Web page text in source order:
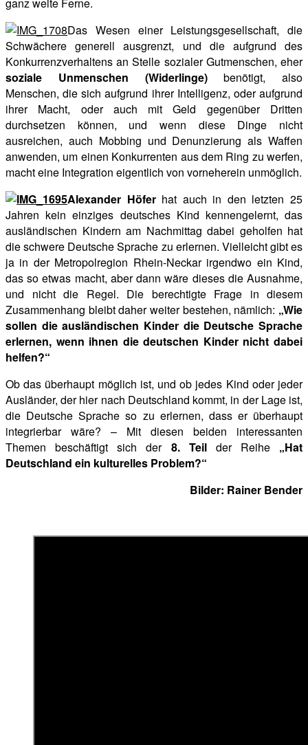
Das Wesen einer Leistungsgesellschaft, die
Schwächere generell ausgrenzt, und die aufgrund des
Konkurrenzverhaltens an Stelle sozialer Gutmenschen, eher
soziale Unmenschen (Widerlinge)benötigt, also
Menschen, die sich aufgrund ihrer Intelligenz, oder aufgrund
ihrer Macht, oder auch mit Geld gegenüber Dritten
durchsetzen können, und wenn diese Dinge nicht
ausreichen, auch Mobbing und Denunzierung als Waffen
anwenden, um einen Konkurrenten aus dem Ring zu werfen,
macht eine Integration eigentlich von vorneherein unmöglich.
Alexander Höferhat auch in den letzten 25
Jahren kein einziges deutsches Kind kennengelernt, das
ausländischen Kindern am Nachmittag dabei geholfen hat
die schwere Deutsche Sprache zu erlernen. Vielleicht gibt es
ja in der Metropolregion Rhein-Neckar irgendwo ein Kind,
das so etwas macht, aber dann wäre dieses die Ausnahme,
und nicht die Regel. Die berechtigte Frage in diesem
Zusammenhang bleibt daher weiter bestehen, nämlich: „Wie
sollen die ausländischen Kinder die Deutsche Sprache
erlernen, wenn ihnen die deutschen Kinder nicht dabei
helfen?“
Ob das überhaupt möglich ist, und ob jedes Kind oder jeder
Ausländer, der hier nach Deutschland kommt, in der Lage ist,
die Deutsche Sprache so zu erlernen, dass er überhaupt
integrierbar wäre? – Mit diesen beiden interessanten
Themen beschäftigt sich der 8. Teilder Reihe „Hat
Deutschland ein kulturelles Problem?“
Bilder: Rainer Bender